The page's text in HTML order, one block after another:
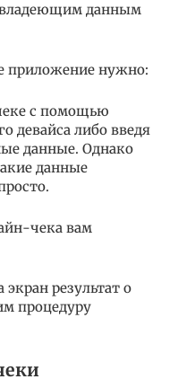
данным
приложение нужно:
с помощью
девайса либо введя
данные. Однако
данные
чека вам
результат о
процедуру